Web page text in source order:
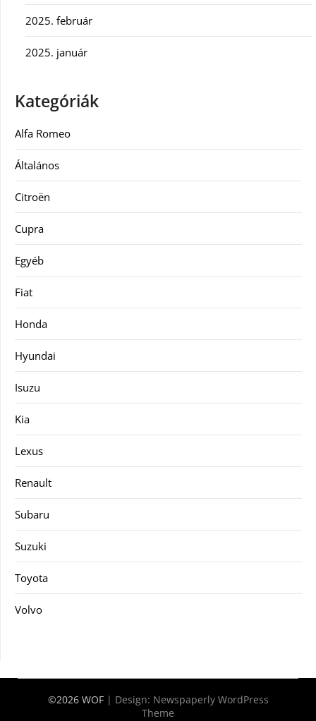
2025. február
2025. január
Kategóriák
Alfa Romeo
Általános
Citroën
Cupra
Egyéb
Fiat
Honda
Hyundai
Isuzu
Kia
Lexus
Renault
Subaru
Suzuki
Toyota
Volvo
©2026 WOF | Design: Newspaperly WordPress
Theme